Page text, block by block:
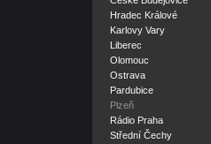
Hradec Králové
Karlovy Vary
Liberec
Olomouc
Ostrava
Pardubice
Plzeň
Rádio Praha
Střední Čechy